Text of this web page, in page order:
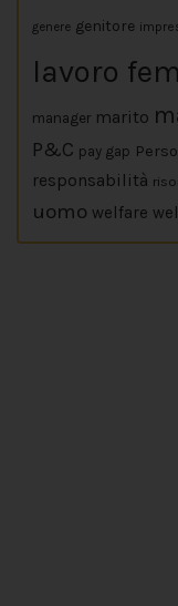
genere genitore
lavoro
manager marito
P&C pay gap
responsabilità
uomo welfare